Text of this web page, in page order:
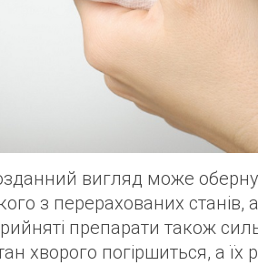
вигляд може
з перерахованих станів,
препарати також
хворого погіршиться, а